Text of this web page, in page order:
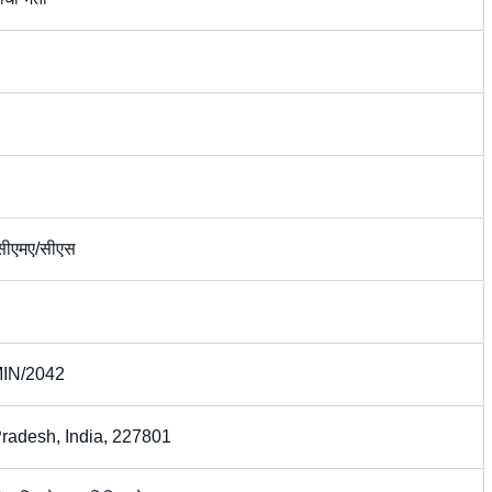
सीएस
2042
India, 227801